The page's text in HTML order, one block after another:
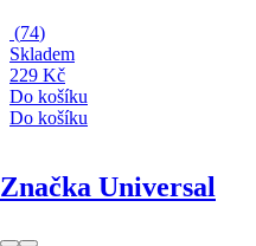
(74)
Skladem
229 Kč
Do košíku
Do košíku
Značka Universal